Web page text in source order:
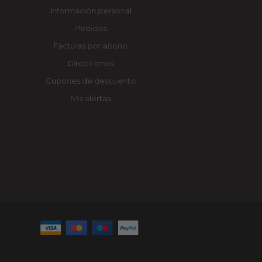
Información personal
Pedidos
Facturas por abono
Direcciones
Cupones de descuento
Mis alertas